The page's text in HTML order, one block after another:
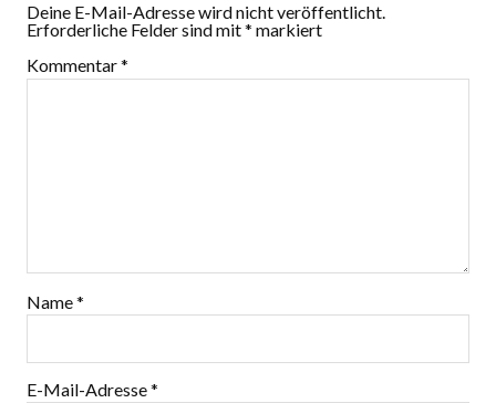
Deine E-Mail-Adresse wird nicht veröffentlicht.
Erforderliche Felder sind mit* markiert
Kommentar*
Name*
E-Mail-Adresse*